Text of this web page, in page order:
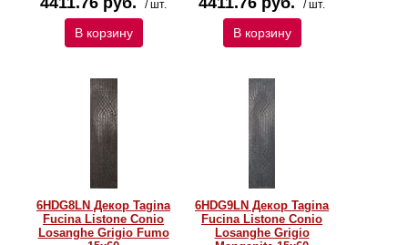
/ шт.
В корзину
/ шт.
В корзину
6HDG8LN Декор Tagina
Fucina Listone Conio
Losanghe Grigio Fumo
6HDG9LN Декор Tagina
Fucina Listone Conio
Losanghe Grigio